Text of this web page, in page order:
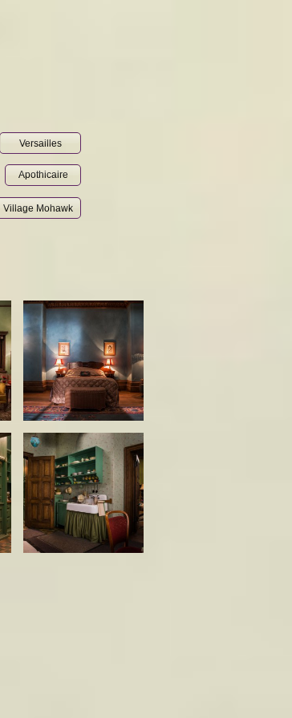
Versailles
Village Mohawk
Apothicaire